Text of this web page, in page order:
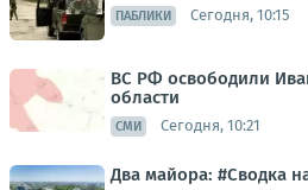
ПАБЛИКИ Сегодня, 10:15
ВС РФ освободили
области
СМИ Сегодня, 10:21
Два майора: #Сводка